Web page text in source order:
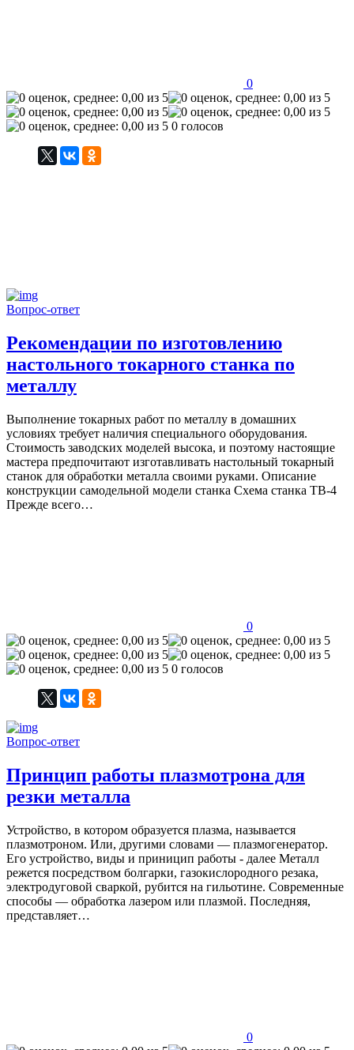
0
0 голосов
Вопрос-ответ
Рекомендации по изготовлению
настольного токарного станка по
металлу
Выполнение токарных работ по металлу в домашних
условиях требует наличия специального оборудования.
Стоимость заводских моделей высока, и поэтому настоящие
мастера предпочитают изготавливать настольный токарный
станок для обработки металла своими руками. Описание
конструкции самодельной модели станка Схема станка ТВ-4
Прежде всего…
0
0 голосов
Вопрос-ответ
Принцип работы плазмотрона для
резки металла
Устройство, в котором образуется плазма, называется
плазмотроном. Или, другими словами — плазмогенератор.
Его устройство, виды и приницип работы - далее Металл
режется посредством болгарки, газокислородного резака,
электродуговой сваркой, рубится на гильотине. Современные
способы — обработка лазером или плазмой. Последняя,
представляет…
0